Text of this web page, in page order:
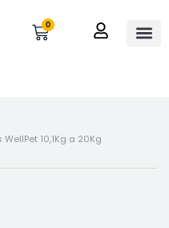
0
10,1Kg a 20Kg